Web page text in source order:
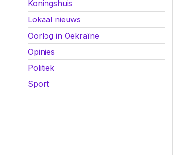
Koningshuis
Lokaal nieuws
Oorlog in Oekraïne
Opinies
Politiek
Sport